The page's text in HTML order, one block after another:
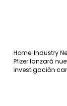
Home Industry
Pfizer lanzará
investigación